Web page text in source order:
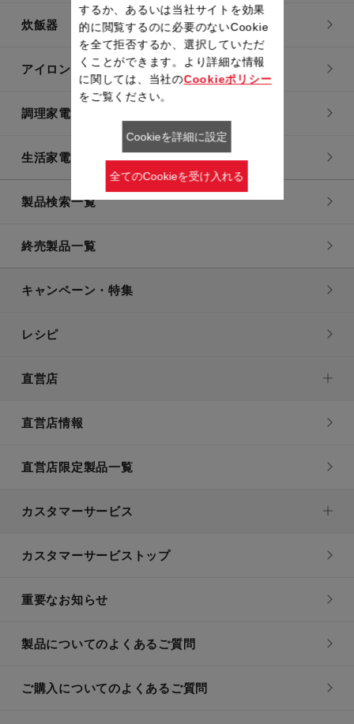
炊飯器
アイロン・衣類スチーマー
調理家電
生活家電
製品検索一覧
終売製品一覧
キャンペーン・特集
レシピ
直営店
直営店情報
直営店限定製品一覧
カスタマーサービス
カスタマーサービストップ
重要なお知らせ
製品についてのよくあるご質問
ご購入についてのよくあるご質問
するか、あるいは当社サイトを効果
的に閲覧するのに必要のないCookie
を全て拒否するか、選択していただ
くことができます。より詳細な情報
に関しては、当社のCookieポリシー
をご覧ください。
Cookieを詳細に設定
全てのCookieを受け入れる